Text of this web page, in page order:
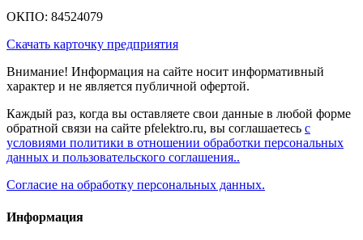
ОКПО: 84524079
Скачать карточку предприятия
Внимание! Информация на сайте носит информативный
характер и не является публичной офертой.
Каждый раз, когда вы оставляете свои данные в любой форме
обратной связи на сайте pfelektro.ru, вы соглашаетесь с
условиями политики в отношении обработки персональных
данных и пользовательского соглашения..
Согласие на обработку персональных данных.
Информация